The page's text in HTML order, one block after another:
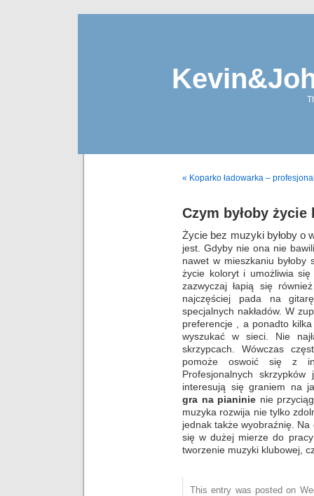
« Koparko ładowarka –
Czym byłoby życie
Życie bez muzyki byłoby o
jest. Gdyby nie ona nie
nawet w mieszkaniu
życie koloryt i umożliwia
zazwyczaj łapią się
najczęściej pada na
specjalnych nakładów. W
preferencje , a ponadto
wyszukać w sieci. Nie
skrzypcach. Wówczas
pomoże oswoić się z
Profesjonalnych
interesują się graniem na
gra na pianinie nie
muzyka rozwija nie tylko
jednak także wyobraźnię.
się w dużej mierze do
tworzenie muzyki klubowej,
This entry was posted on